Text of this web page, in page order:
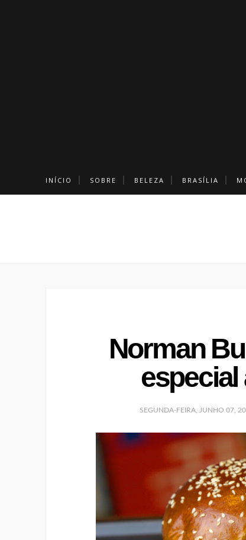
INÍCIO SOBRE BELEZA BRASÍLIA
Norman
SEGUNDA-FEIRA, JUNHO 07,